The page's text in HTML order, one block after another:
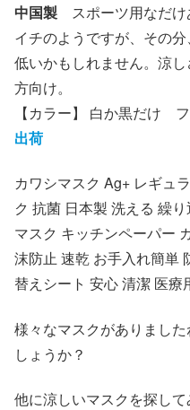
中国製 スポーツ用なだけ
イチのようですが、その
低いかもしれません。涼
方向け。
【カラー】 白か黒だけ
出荷
カワシマスク Ag+ レギュ
ク 抗菌 日本製 洗える 繰
マスク キッチンペーパー
沫防止 速乾 お手入れ簡単
替えシート 安心 清潔 医療
様々なマスクがありまし
しょうか？
他に涼しいマスクを探し